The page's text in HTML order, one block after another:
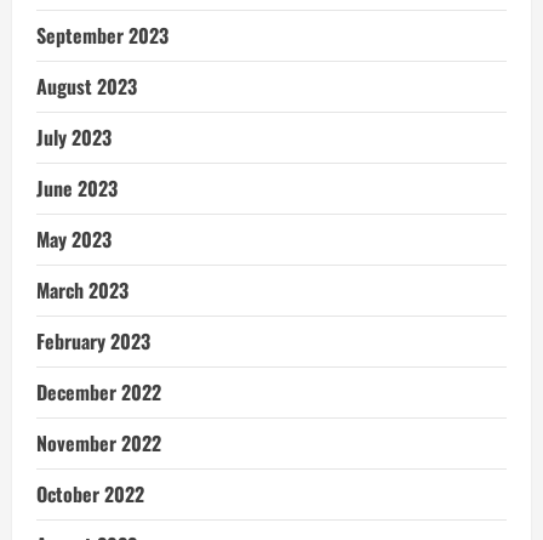
September 2023
August 2023
July 2023
June 2023
May 2023
March 2023
February 2023
December 2022
November 2022
October 2022